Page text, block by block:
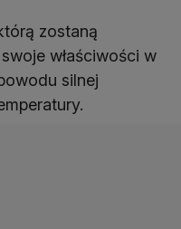
zostaną
właściwości w
silnej